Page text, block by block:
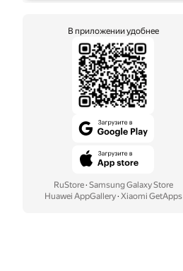
В приложении удобнее
RuStore· Samsung Galaxy Store
Huawei AppGallery· Xiaomi GetApps